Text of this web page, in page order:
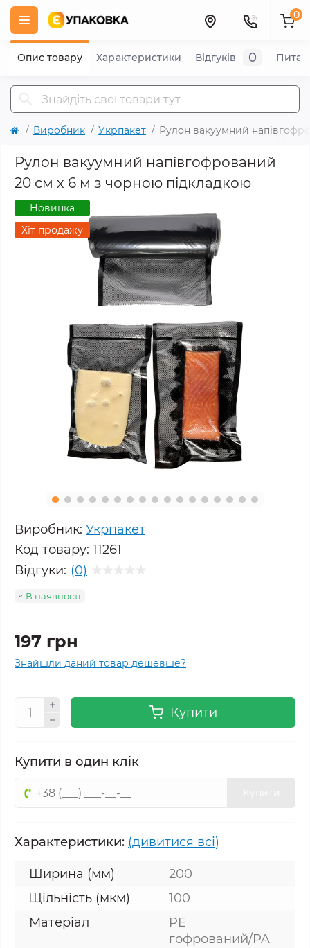
0
Виробник Укрпакет Рулон вакуумний
Рулон вакуумний напівгофрований
20 см х 6 м з чорною підкладкою
Новинка
Хіт продажу
Виробник: Укрпакет
Код товару: 11261
Відгуки: (0)
В наявності
197 грн
Знайшли даний товар дешевше?
Купити
Купити в один клік
Характеристики: (дивитися всі)
Ширина (мм)
200
Щільність (мкм)
100
Матеріал
PE
гофрований/PA
Опис товару Характеристики Відгуків 0